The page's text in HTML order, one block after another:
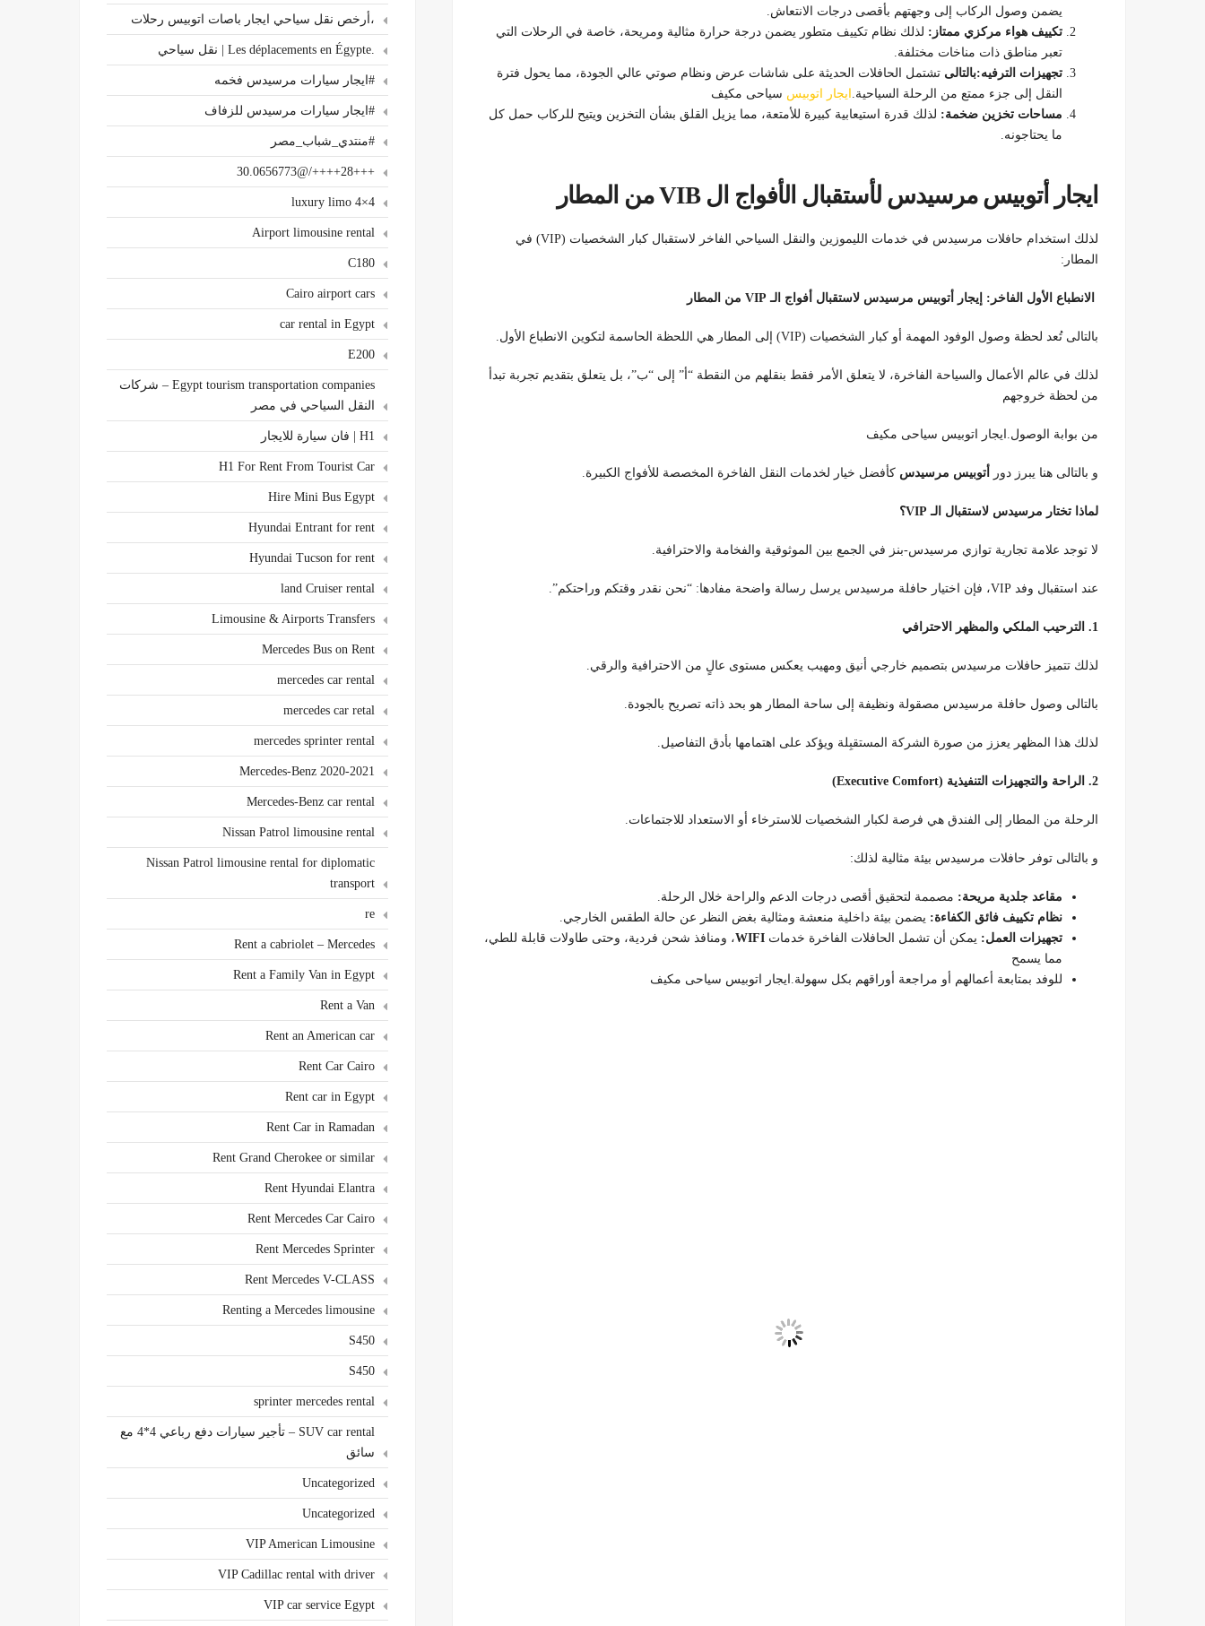
يضمن وصول الركاب إلى وجهتهم بأقصى درجات الانتعاش.
تكييف هواء مركزي ممتاز: لذلك نظام تكييف متطور يضمن درجة حرارة مثالية ومريحة، خاصة في الرحلات التي
تعبر مناطق ذات مناخات مختلفة.
تجهيزات الترفيه:بالتالى تشتمل الحافلات الحديثة على شاشات عرض ونظام صوتي عالي الجودة، مما يحول فترة
النقل إلى جزء ممتع من الرحلة السياحية. ايجار اتوبيس سياحى مكيف
مساحات تخزين ضخمة: لذلك قدرة استيعابية كبيرة للأمتعة، مما يزيل القلق بشأن التخزين ويتيح للركاب حمل كل
ما يحتاجونه.
ايجار أتوبيس مرسيدس لأستقبال الأفواج ال VIB من المطار
لذلك استخدام حافلات مرسيدس في خدمات الليموزين والنقل السياحي الفاخر لاستقبال كبار الشخصيات (VIP) في
المطار:
الانطباع الأول الفاخر: إيجار أتوبيس مرسيدس لاستقبال أفواج الـ VIP من المطار
بالتالى تُعد لحظة وصول الوفود المهمة أو كبار الشخصيات (VIP) إلى المطار هي اللحظة الحاسمة لتكوين الانطباع الأول.
لذلك في عالم الأعمال والسياحة الفاخرة، لا يتعلق الأمر فقط بنقلهم من النقطة “أ” إلى “ب”، بل يتعلق بتقديم تجربة تبدأ
من لحظة خروجهم
من بوابة الوصول.ايجار اتوبيس سياحى مكيف
و بالتالى هنا يبرز دور أتوبيس مرسيدس كأفضل خيار لخدمات النقل الفاخرة المخصصة للأفواج الكبيرة.
لماذا تختار مرسيدس لاستقبال الـ VIP؟
لا توجد علامة تجارية توازي مرسيدس-بنز في الجمع بين الموثوقية والفخامة والاحترافية.
عند استقبال وفد VIP، فإن اختيار حافلة مرسيدس يرسل رسالة واضحة مفادها: “نحن نقدر وقتكم وراحتكم”.
1. الترحيب الملكي والمظهر الاحترافي
لذلك تتميز حافلات مرسيدس بتصميم خارجي أنيق ومهيب يعكس مستوى عالٍ من الاحترافية والرقي.
بالتالى وصول حافلة مرسيدس مصقولة ونظيفة إلى ساحة المطار هو بحد ذاته تصريح بالجودة.
لذلك هذا المظهر يعزز من صورة الشركة المستقبِلة ويؤكد على اهتمامها بأدق التفاصيل.
2. الراحة والتجهيزات التنفيذية (Executive Comfort)
الرحلة من المطار إلى الفندق هي فرصة لكبار الشخصيات للاسترخاء أو الاستعداد للاجتماعات.
و بالتالى توفر حافلات مرسيدس بيئة مثالية لذلك:
مقاعد جلدية مريحة: مصممة لتحقيق أقصى درجات الدعم والراحة خلال الرحلة.
نظام تكييف فائق الكفاءة: يضمن بيئة داخلية منعشة ومثالية بغض النظر عن حالة الطقس الخارجي.
تجهيزات العمل: يمكن أن تشمل الحافلات الفاخرة خدمات WIFI، ومنافذ شحن فردية، وحتى طاولات قابلة للطي،
مما يسمح
للوفد بمتابعة أعمالهم أو مراجعة أوراقهم بكل سهولة.ايجار اتوبيس سياحى مكيف
،أرخص نقل سياحي ايجار باصات اتوبيس رحلات
.Les déplacements en Égypte | نقل سياحي
#ايجار سيارات مرسيدس فخمه
#ايجار سيارات مرسيدس للزفاف
#منتدي_شباب_مصر
+++28++++/@30.0656773
4×4 luxury limo
Airport limousine rental
C180
Cairo airport cars
car rental in Egypt
E200
Egypt tourism transportation companies – شركات
النقل السياحي في مصر
H1 | فان سيارة للايجار
H1 For Rent From Tourist Car
Hire Mini Bus Egypt
Hyundai Entrant for rent
Hyundai Tucson for rent
land Cruiser rental
Limousine & Airports Transfers
Mercedes Bus on Rent
mercedes car rental
mercedes car retal
mercedes sprinter rental
Mercedes-Benz 2020-2021
Mercedes-Benz car rental
Nissan Patrol limousine rental
Nissan Patrol limousine rental for diplomatic
transport
re
Rent a cabriolet – Mercedes
Rent a Family Van in Egypt
Rent a Van
Rent an American car
Rent Car Cairo
Rent car in Egypt
Rent Car in Ramadan
Rent Grand Cherokee or similar
Rent Hyundai Elantra
Rent Mercedes Car Cairo
Rent Mercedes Sprinter
Rent Mercedes V-CLASS
Renting a Mercedes limousine
S450
S450
sprinter mercedes rental
SUV car rental – تأجير سيارات دفع رباعي 4*4 مع
سائق
Uncategorized
Uncategorized
VIP American Limousine
VIP Cadillac rental with driver
VIP car service Egypt